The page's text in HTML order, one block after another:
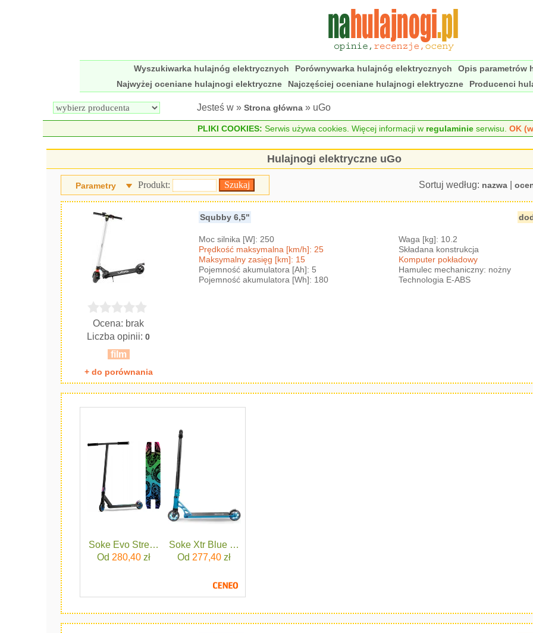
Wyszukiwarka hulajnóg elektrycznych Porównywarka hulajnóg elektrycznych Opis parametrów
Najwyżej oceniane hulajnogi elektryczne
Najczęściej oceniane hulajnogi elektryczne Producenci
Jesteś w » Strona główna » uGo
PLIKI COOKIES: Serwis używa cookies. Więcej informacji w regulaminieserwisu. OK
Hulajnogi elektryczne uGo
Sortuj według: nazwa|
Parametry Produkt:
Squbby 6,5"
Ocena: brak
Liczba opinii:0
film
Moc silnika [W]: 250
Prędkość maksymalna [km/h]: 25
Maksymalny zasięg [km]: 15
Pojemność akumulatora [Ah]: 5
Pojemność akumulatora [Wh]: 180
Waga [kg]: 10.2
Składana konstrukcja
Komputer pokładowy
Hamulec mechaniczny: nożny
Technologia E-ABS
+ do porównania
Soke Evo Street Black
Od 280,40 zł
Soke Xtr Blue Czerwona
Od 277,40 zł